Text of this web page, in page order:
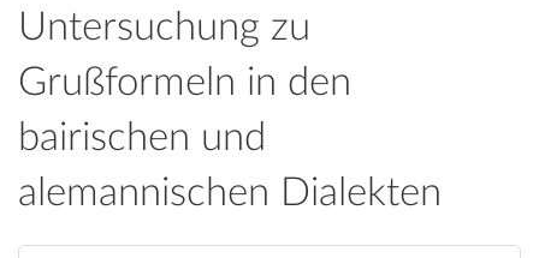
Untersuchung zu
Grußformeln in den
bairischen und
alemannischen Dialekten